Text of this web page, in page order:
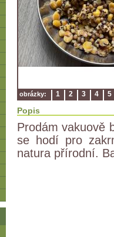
obrázky: 1 2 3 4 5
Popis
Prodám vakuově
se hodí pro
natura přírodní.